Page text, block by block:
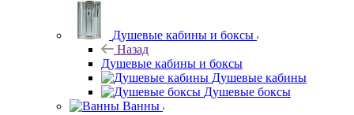
Душевые кабины и боксы
Назад
Душевые кабины и боксы
Душевые кабины
Душевые боксы
Ванны